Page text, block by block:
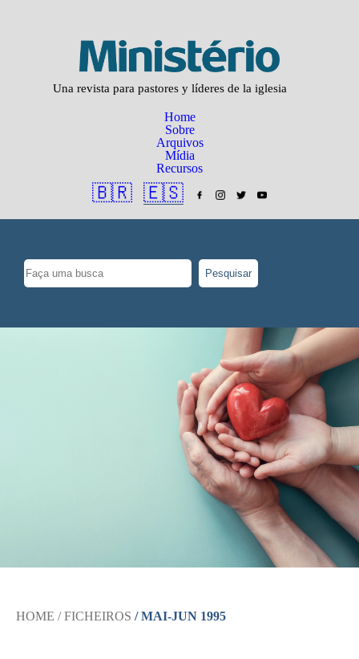
Una revista para pastores y líderes de la iglesia
Home
Sobre
Arquivos
Mídia
Recursos
🇧🇷 🇪🇸
Pesquisar
HOME / FICHEIROS / MAI-JUN 1995